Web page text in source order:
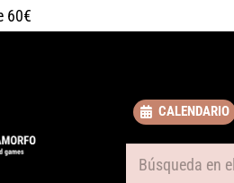
60€
CALENDARIO